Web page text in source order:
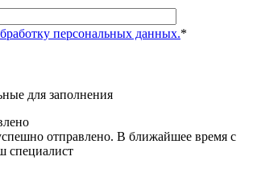
персональных данных.*
для заполнения
отправлено. В ближайшее время с
специалист